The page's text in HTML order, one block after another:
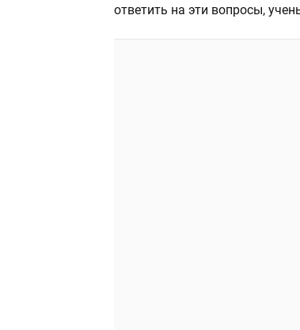
ответить на эти вопросы,